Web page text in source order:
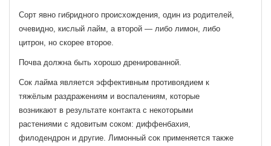
Сорт явно гибридного происхождения, один из родителей,
очевидно, кислый лайм, а второй — либо лимон, либо
цитрон, но скорее второе.
Почва должна быть хорошо дренированной.
Сок лайма является эффективным противоядием к
тяжёлым раздражениям и воспалениям, которые
возникают в результате контакта с некоторыми
растениями с ядовитым соком: диффенбахия,
филодендрон и другие. Лимонный сок применяется также